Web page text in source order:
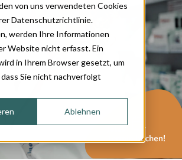
von uns verwendeten Cookies
Datenschutzrichtlinie.
werden Ihre Informationen
Website nicht erfasst. Ein
in Ihrem Browser gesetzt, um
Sie nicht nachverfolgt
Ablehnen
in